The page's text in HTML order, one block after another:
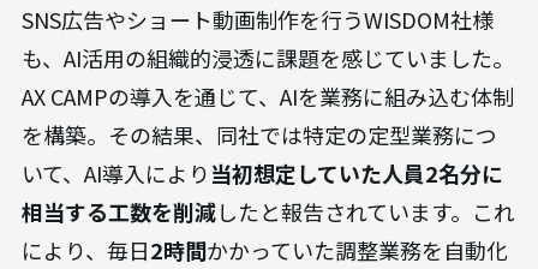
SNS広告やショート動画制作を行うWISDOM社様
も、AI活用の組織的浸透に課題を感じていました。
AX CAMPの導入を通じて、AIを業務に組み込む体制
を構築。その結果、同社では特定の定型業務につ
いて、AI導入により当初想定していた人員2名分に
相当する工数を削減したと報告されています。これ
により、毎日2時間かかっていた調整業務を自動化